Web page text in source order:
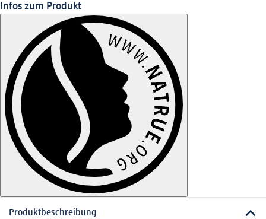
Infos zum Produkt
Produktbeschreibung